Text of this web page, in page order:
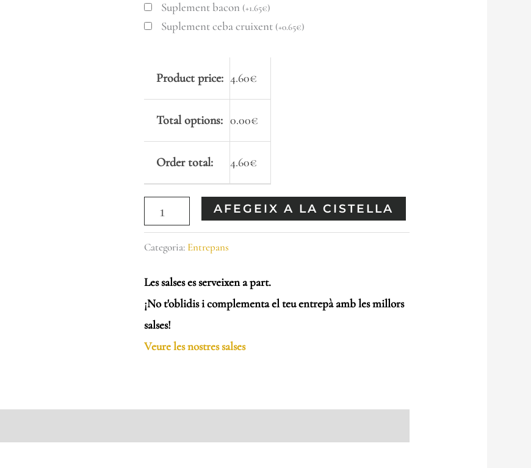
Suplement bacon (+1.65€)
Suplement ceba cruixent (+0.65€)
Product price: 4.60€
Total options: 0.00€
Order total: 4.60€
AFEGEIX A LA CISTELLA
Categoria: Entrepans
Les salses es serveixen a part.
¡No t'oblidis i complementa el teu entrepà amb les millors
salses!
Veure les nostres salses